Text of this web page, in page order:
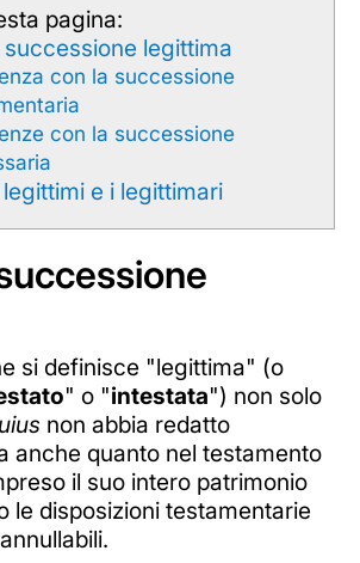
pagina:
legittima
con la successione
con la successione
legittimi e i legittimari
si definisce "legittima" (o
" o "intestata") non solo
non abbia redatto
anche quanto nel testamento
il suo intero patrimonio
le disposizioni testamentarie